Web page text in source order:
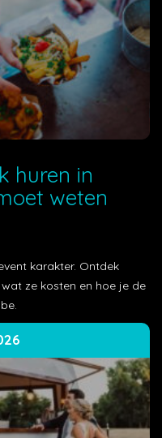
huren in
weten
karakter. Ontdek
ze kosten en hoe je de